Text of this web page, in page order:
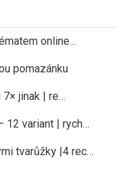
online…
pomazánku
jinak | re…
12 variant | rych…
tvarůžky |4 rec…